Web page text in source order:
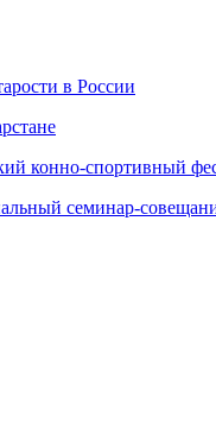
в России
конно-спортивный
семинар-